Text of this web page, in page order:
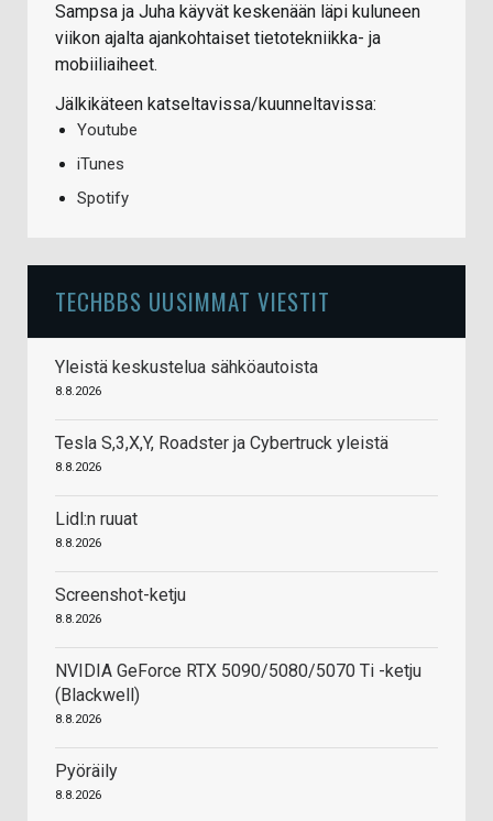
Sampsa ja Juha käyvät keskenään läpi kuluneen
viikon ajalta ajankohtaiset tietotekniikka- ja
mobiiliaiheet.
Jälkikäteen katseltavissa/kuunneltavissa:
Youtube
iTunes
Spotify
TECHBBS UUSIMMAT VIESTIT
Yleistä keskustelua sähköautoista
8.8.2026
Tesla S,3,X,Y, Roadster ja Cybertruck yleistä
8.8.2026
Lidl:n ruuat
8.8.2026
Screenshot-ketju
8.8.2026
NVIDIA GeForce RTX 5090/5080/5070 Ti -ketju
(Blackwell)
8.8.2026
Pyöräily
8.8.2026